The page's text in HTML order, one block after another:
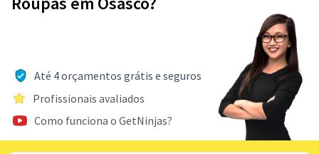
Até 4 orçamentos grátis e seguros
Profissionais avaliados
Como funciona o GetNinjas?